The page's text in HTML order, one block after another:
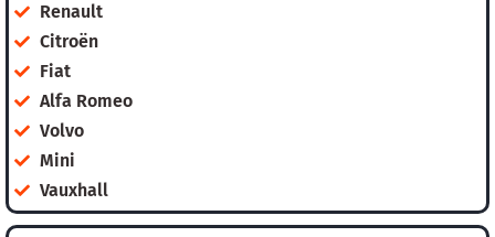
Renault
Citroën
Fiat
Alfa Romeo
Volvo
Mini
Vauxhall